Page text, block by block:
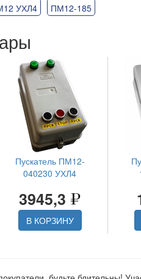
УХЛ4
ПМ12-185
Пускатель ПМ12-
040230 УХЛ4
3945,3
В КОРЗИНУ